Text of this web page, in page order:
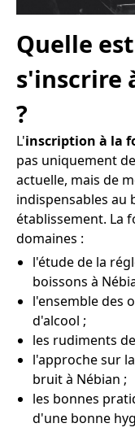
Quelle
s'inscrire
?
L'inscription à la
pas uniquement
actuelle, mais de
indispensables au
établissement. La
domaines :
l'étude de la
boissons à
l'ensemble des
d'alcool ;
les rudiments
l'approche sur
bruit à Nébian ;
les bonnes
d'une bonne